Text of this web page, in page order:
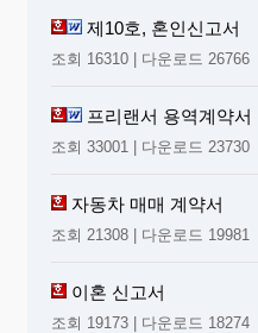
제10호, 혼인신고서
조회 16310 | 다운로드 26766
프리랜서 용역계약서
조회 33001 | 다운로드 23730
자동차 매매 계약서
조회 21308 | 다운로드 19981
이혼 신고서
조회 19173 | 다운로드 18274